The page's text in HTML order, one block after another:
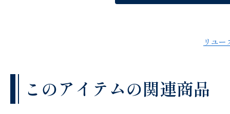
リユ
このアイテムの関連商品